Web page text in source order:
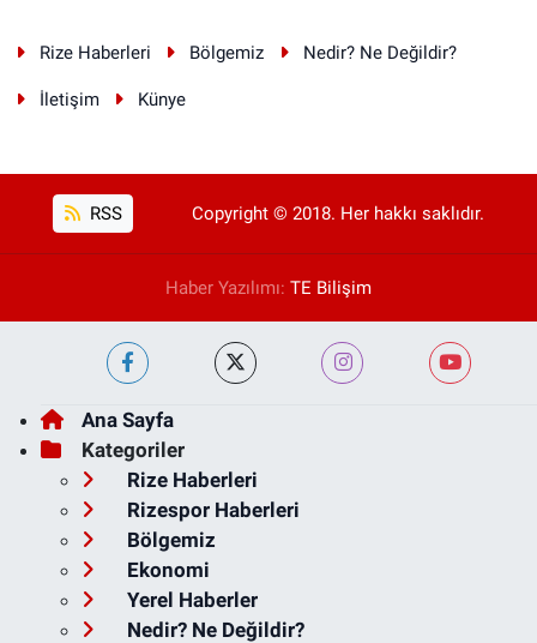
Rize Haberleri Bölgemiz Nedir? Ne Değildir?
İletişim Künye
RSS Copyright © 2018. Her hakkı saklıdır.
Haber Yazılımı: TE Bilişim
Ana Sayfa
Kategoriler
Rize Haberleri
Rizespor Haberleri
Bölgemiz
Ekonomi
Yerel Haberler
Nedir? Ne Değildir?